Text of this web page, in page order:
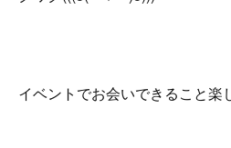
イベントでお会いできること楽